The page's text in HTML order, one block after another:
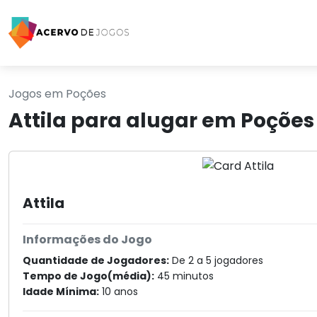
Jogos em Poções
Attila para alugar em Poções
Attila
Informações do Jogo
Quantidade de Jogadores: De 2 a 5 jogadores
Tempo de Jogo(média): 45 minutos
Idade Mínima: 10 anos